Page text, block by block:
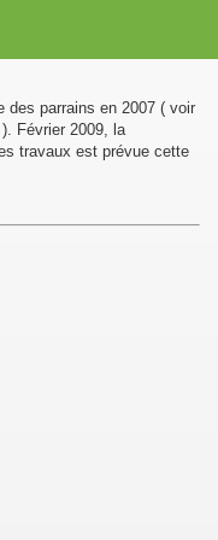
des parrains en 2007 ( voir
). Février 2009, la
travaux est prévue cette